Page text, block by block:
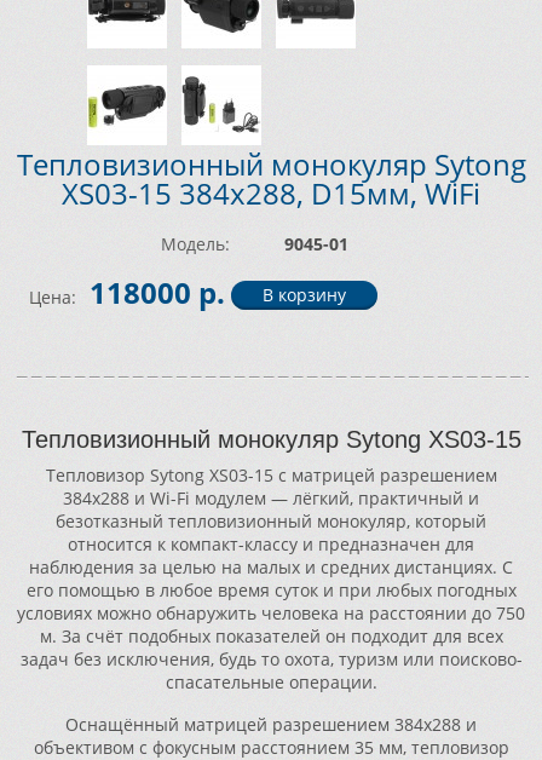
Тепловизионный монокуляр Sytong
XS03-15 384х288, D15мм, WiFi
Модель: 9045-01
Цена: 118000 р.
Тепловизионный монокуляр Sytong XS03-15
Тепловизор Sytong XS03-15 с матрицей разрешением
384x288 и Wi-Fi модулем — лёгкий, практичный и
безотказный тепловизионный монокуляр, который
относится к компакт-классу и предназначен для
наблюдения за целью на малых и средних дистанциях. С
его помощью в любое время суток и при любых погодных
условиях можно обнаружить человека на расстоянии до 750
м. За счёт подобных показателей он подходит для всех
задач без исключения, будь то охота, туризм или поисково-
спасательные операции.
Оснащённый матрицей разрешением 384x288 и
объективом с фокусным расстоянием 35 мм, тепловизор